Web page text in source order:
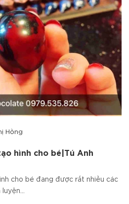
Hồng
hình cho bé|Tú Anh
cho bé đang được rất nhiều các